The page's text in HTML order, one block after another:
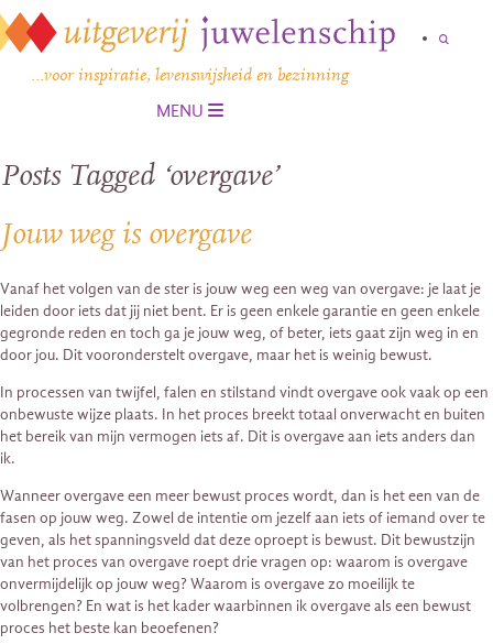
…voor inspiratie, levenswijsheid en bezinning
MENU
Posts Tagged ‘overgave’
Jouw weg is overgave
Vanaf het volgen van de ster is jouw weg een weg van overgave: je laat je
leiden door iets dat jij niet bent. Er is geen enkele garantie en geen enkele
gegronde reden en toch ga je jouw weg, of beter, iets gaat zijn weg in en
door jou. Dit vooronderstelt overgave, maar het is weinig bewust.
In processen van twijfel, falen en stilstand vindt overgave ook vaak op een
onbewuste wijze plaats. In het proces breekt totaal onverwacht en buiten
het bereik van mijn vermogen iets af. Dit is overgave aan iets anders dan
ik.
Wanneer overgave een meer bewust proces wordt, dan is het een van de
fasen op jouw weg. Zowel de intentie om jezelf aan iets of iemand over te
geven, als het spanningsveld dat deze oproept is bewust. Dit bewustzijn
van het proces van overgave roept drie vragen op: waarom is overgave
onvermijdelijk op jouw weg? Waarom is overgave zo moeilijk te
volbrengen? En wat is het kader waarbinnen ik overgave als een bewust
proces het beste kan beoefenen?